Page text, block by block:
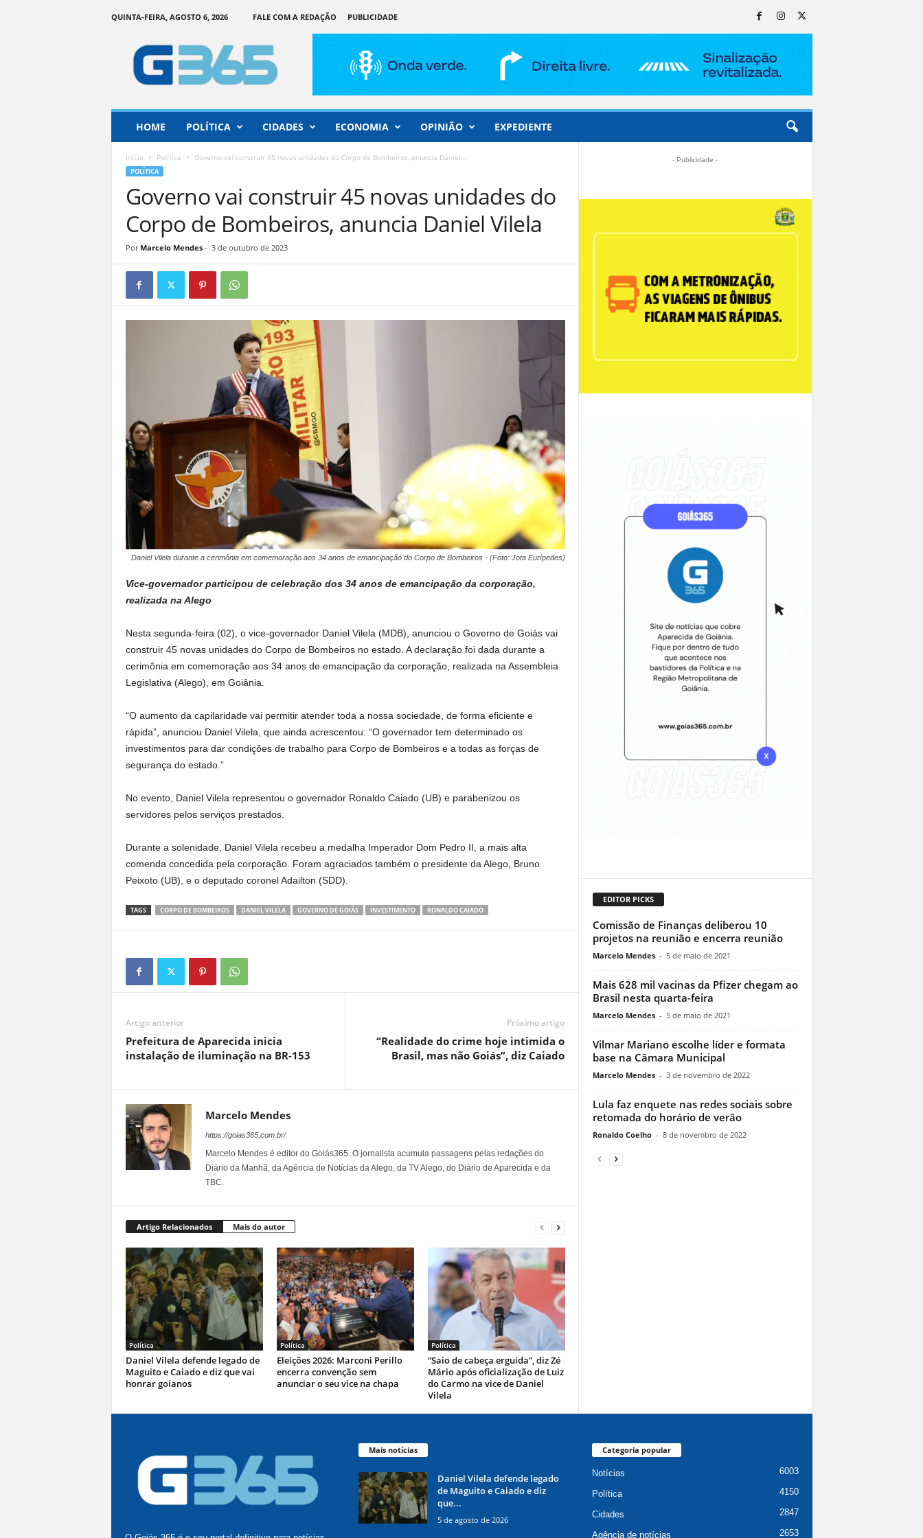
QUINTA-FEIRA, AGOSTO 6, 2026 FALE COM A REDAÇÃO
PUBLICIDADE
ç
o
HOME POLÍTICA CIDADES ECONOMIA OPINIÃO EXPEDIENTE
Início Política Governo vai construir 45 novas unidades do Corpo de Bombeiros, anuncia Daniel...
POLÍTICA
Governo vai construir 45 novas unidades do
Corpo de Bombeiros, anuncia Daniel Vilela
Por Marcelo Mendes- 3 de outubro de 2023
Daniel Vilela durante a cerimônia em comemoração aos 34 anos de emancipação do Corpo de Bombeiros - (Foto: Jota Eurípedes)
Vice-governador participou de celebração dos 34 anos de emancipação da corporação,
realizada na Alego
Nesta segunda-feira (02), o vice-governador Daniel Vilela (MDB), anunciou o Governo de Goiás vai
construir 45 novas unidades do Corpo de Bombeiros no estado. A declaração foi dada durante a
cerimônia em comemoração aos 34 anos de emancipação da corporação, realizada na Assembleia
Legislativa (Alego), em Goiânia.
“O aumento da capilaridade vai permitir atender toda a nossa sociedade, de forma eficiente e
rápida”, anunciou Daniel Vilela, que ainda acrescentou: “O governador tem determinado os
investimentos para dar condições de trabalho para Corpo de Bombeiros e a todas as forças de
segurança do estado.”
No evento, Daniel Vilela representou o governador Ronaldo Caiado (UB) e parabenizou os
servidores pelos serviços prestados.
Durante a solenidade, Daniel Vilela recebeu a medalha Imperador Dom Pedro II, a mais alta
comenda concedida pela corporação. Foram agraciados também o presidente da Alego, Bruno
Peixoto (UB), e o deputado coronel Adailton (SDD).
TAGS CORPO DE BOMBEIROS DANIEL VILELA GOVERNO DE GOIÁS INVESTIMENTO RONALDO CAIADO
Artigo anterior
Prefeitura de Aparecida inicia
instalação de iluminação na BR-153
Próximo artigo
“Realidade do crime hoje intimida o
Brasil, mas não Goiás”, diz Caiado
Marcelo Mendes
https://goias365.com.br/
Marcelo Mendes é editor do Goiás365. O jornalista acumula passagens pelas redações do
Diário da Manhã, da Agência de Notícias da Alego, da TV Alego, do Diário de Aparecida e da
TBC.
Artigo Relacionados Mais do autor
Política
Daniel Vilela defende legado de
Maguito e Caiado e diz que vai
honrar goianos
Política
Eleições 2026: Marconi Perillo
encerra convenção sem
anunciar o seu vice na chapa
Política
“Saio de cabeça erguida”, diz Zé
Mário após oficialização de Luiz
do Carmo na vice de Daniel
Vilela
- Publicidade -
EDITOR PICKS
Comissão de Finanças deliberou 10
projetos na reunião e encerra reunião
Marcelo Mendes - 5 de maio de 2021
Mais 628 mil vacinas da Pfizer chegam ao
Brasil nesta quarta-feira
Marcelo Mendes - 5 de maio de 2021
Vilmar Mariano escolhe líder e formata
base na Câmara Municipal
Marcelo Mendes - 3 de novembro de 2022
Lula faz enquete nas redes sociais sobre
retomada do horário de verão
Ronaldo Coelho - 8 de novembro de 2022
Mais notícias
Daniel Vilela defende legado
de Maguito e Caiado e diz
que...
5 de agosto de 2026
Categoria popular
Notícias 6003
Política 4150
Cidades 2847
Agência de notícias 2653